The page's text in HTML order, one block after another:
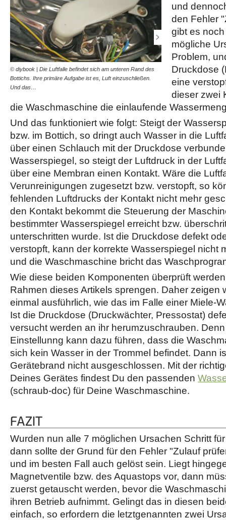
© diybook | Die Luftfalle befindet sich am unteren Rand des
Bottichs. Ihre primäre Aufgabe ist es, Luft einzuschließen.
Und das…
© diybook | Ist die
ein Defekt der
gewissen…
und
den Fehler
gibt es
mögliche
Problem,
Druckdose
eine
dieser zwei
die Waschmaschine die einlaufende
Und das funktioniert wie folgt: Steigt der
bzw. im Bottich, so dringt auch Wasser in die
über einen Schlauch mit der Druckdose
Wasserspiegel, so steigt der Luftdruck in der
über eine Membran einen Kontakt. Wäre die
Verunreinigungen zugesetzt bzw. verstopft, so
fehlenden Luftdrucks der Kontakt nicht mehr
den Kontakt bekommt die Steuerung der
bestimmter Wasserspiegel erreicht bzw.
unterschritten wurde. Ist die Druckdose defekt
verstopft, kann der korrekte Wasserspiegel nicht
und die Waschmaschine bricht das
Wie diese beiden Komponenten überprüft
Rahmen dieses Artikels sprengen. Daher zeigen
einmal ausführlich, wie das im Falle einer Miele-
Ist die Druckdose (Druckwächter, Pressostat)
versucht werden an ihr herumzuschrauben.
Einstellunng kann dazu führen, dass die
sich kein Wasser in der Trommel befindet. Dann
Gerätebrand nicht ausgeschlossen. Mit der
Deines Gerätes findest Du den passenden
(schraub-doc) für Deine Waschmaschine.
FAZIT
Wurden nun alle 7 möglichen Ursachen Schritt
dann sollte der Grund für den Fehler "Zulauf
und im besten Fall auch gelöst sein. Liegt
Magnetventile bzw. des Aquastops vor, dann
zuerst getauscht werden, bevor die
ihren Betrieb aufnimmt. Gelingt das in diesen
einfach, so erfordern die letztgenannten zwei